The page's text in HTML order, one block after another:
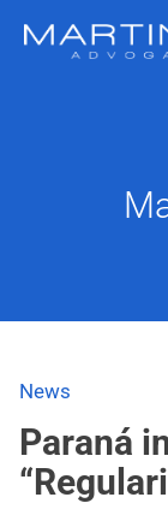
News
Paraná